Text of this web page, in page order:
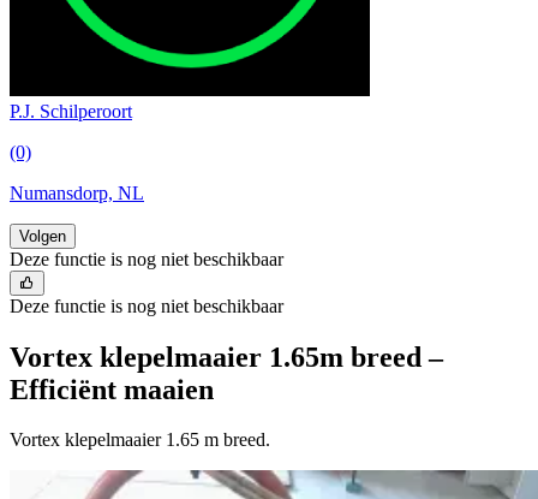
P.J. Schilperoort
(0)
Numansdorp, NL
Volgen
Deze functie is nog niet beschikbaar
Deze functie is nog niet beschikbaar
Vortex klepelmaaier 1.65m breed –
Efficiënt maaien
Vortex klepelmaaier 1.65 m breed.